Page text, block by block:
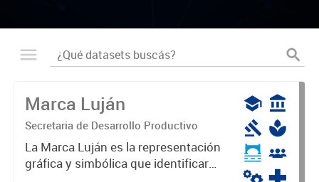
Marca Luján
Secretaria de Desarrollo Productivo
La Marca Luján es la representación
gráfica y simbólica que identificará